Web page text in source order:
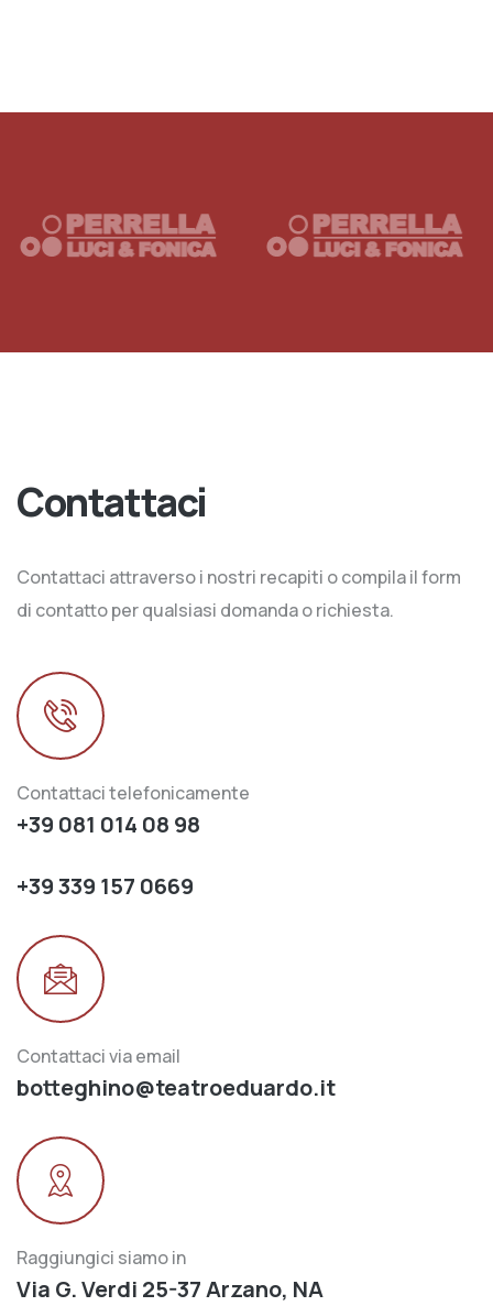
Contattaci
Contattaci attraverso i nostri recapiti o compila il form
di contatto per qualsiasi domanda o richiesta.
Contattaci telefonicamente
+39 081 014 08 98
+39 339 157 0669
Contattaci via email
botteghino@teatroeduardo.it
Raggiungici siamo in
Via G. Verdi 25-37 Arzano, NA